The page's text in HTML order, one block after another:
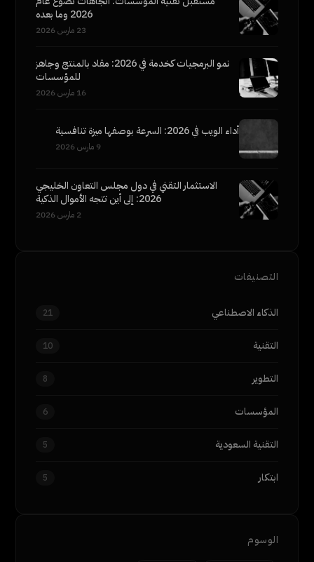
2026 وما بعده
23 مارس 2026
نمو البرمجيات كخدمة في 2026: مقاد بالمنتج وجاهز
للمؤسسات
16 مارس 2026
أداء الويب في 2026: السرعة بوصفها ميزة تنافسية
9 مارس 2026
الاستثمار التقني في دول مجلس التعاون الخليجي
2026: إلى أين تتجه الأموال الذكية
2 مارس 2026
التصنيفات
الذكاء الاصطناعي 21
التقنية 10
التطوير 8
المؤسسات 6
التقنية السعودية 5
ابتكار 5
الوسوم